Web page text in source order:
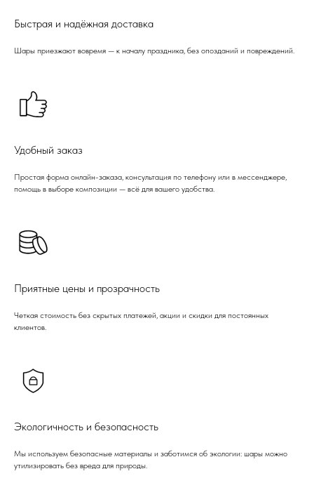
Быстрая и надёжная доставка
Шары приезжают вовремя — к началу праздника, без опозданий и повреждений.
Удобный заказ
Простая форма онлайн-заказа, консультация по телефону или в мессенджере,
помощь в выборе композиции — всё для вашего удобства.
Приятные цены и прозрачность
Четкая стоимость без скрытых платежей, акции и скидки для постоянных
клиентов.
Экологичность и безопасность
Мы используем безопасные материалы и заботимся об экологии: шары можно
утилизировать без вреда для природы.